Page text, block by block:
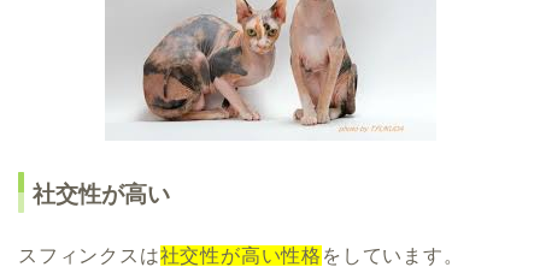
社交性が高い
スフィンクスは社交性が高い性格 をしています。